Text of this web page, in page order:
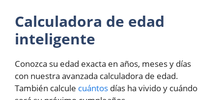
Calculadora de edad
inteligente
Conozca su edad exacta en años, meses y días
con nuestra avanzada calculadora de edad.
También calcule cuántos días ha vivido y cuándo